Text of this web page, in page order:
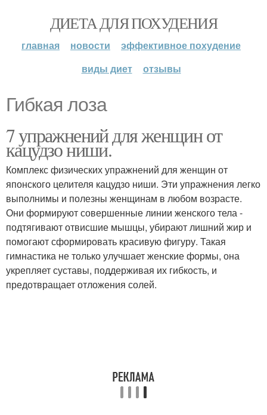
ДИЕТА ДЛЯ ПОХУДЕНИЯ
главная новости
эффективное похудение
виды диет
отзывы
Гибкая лоза
7 упражнений для женщин от
кацудзо ниши.
Комплекс физических упражнений для женщин от
японского целителя кацудзо ниши. Эти упражнения легко
выполнимы и полезны женщинам в любом возрасте.
Они формируют совершенные линии женского тела -
подтягивают отвисшие мышцы, убирают лишний жир и
помогают сформировать красивую фигуру. Такая
гимнастика не только улучшает женские формы, она
укрепляет суставы, поддерживая их гибкость, и
предотвращает отложения солей.